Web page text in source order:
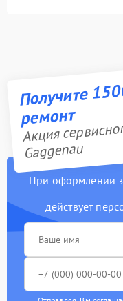
Получите
ремонт
Акция
Gaggenau
При оформлении
действует